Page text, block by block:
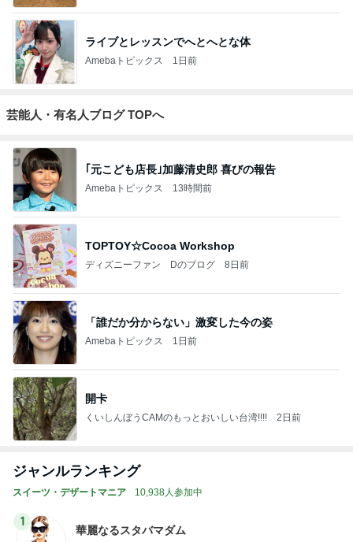
ライブとレッスンでへとへとな体
Amebaトピックス 1日前
芸能人・有名人ブログ TOPへ
｢元こども店長｣加藤清史郎 喜びの報告
Amebaトピックス 13時間前
TOPTOY☆Cocoa Workshop
ディズニーファン Dのブログ 8日前
「誰だか分からない」激変した今の姿
Amebaトピックス 1日前
開卡
くいしんぼうCAMのもっとおいしい台湾!!!! 2日前
ジャンルランキング
スイーツ・デザートマニア 10,938人参加中
1
華麗なるスタバマダム